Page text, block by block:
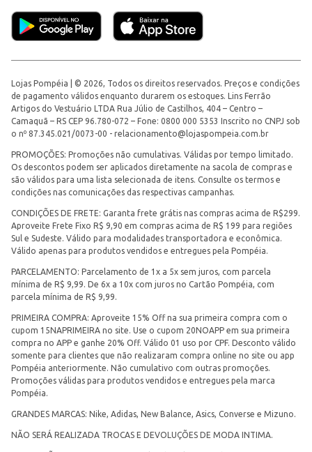
Lojas Pompéia | © 2026, Todos os direitos reservados. Preços e condições
de pagamento válidos enquanto durarem os estoques. Lins Ferrão
Artigos do Vestuário LTDA Rua Júlio de Castilhos, 404 – Centro –
Camaquã – RS CEP 96.780-072 – Fone: 0800 000 5353 Inscrito no CNPJ sob
o nº 87.345.021/0073-00 - relacionamento@lojaspompeia.com.br
PROMOÇÕES: Promoções não cumulativas. Válidas por tempo limitado.
Os descontos podem ser aplicados diretamente na sacola de compras e
são válidos para uma lista selecionada de itens. Consulte os termos e
condições nas comunicações das respectivas campanhas.
CONDIÇÕES DE FRETE: Garanta frete grátis nas compras acima de R$299.
Aproveite Frete Fixo R$ 9,90 em compras acima de R$ 199 para regiões
Sul e Sudeste. Válido para modalidades transportadora e econômica.
Válido apenas para produtos vendidos e entregues pela Pompéia.
PARCELAMENTO: Parcelamento de 1x a 5x sem juros, com parcela
mínima de R$ 9,99. De 6x a 10x com juros no Cartão Pompéia, com
parcela mínima de R$ 9,99.
PRIMEIRA COMPRA: Aproveite 15% Off na sua primeira compra com o
cupom 15NAPRIMEIRA no site. Use o cupom 20NOAPP em sua primeira
compra no APP e ganhe 20% Off. Válido 01 uso por CPF. Desconto válido
somente para clientes que não realizaram compra online no site ou app
Pompéia anteriormente. Não cumulativo com outras promoções.
Promoções válidas para produtos vendidos e entregues pela marca
Pompéia.
GRANDES MARCAS: Nike, Adidas, New Balance, Asics, Converse e Mizuno.
NÃO SERÁ REALIZADA TROCAS E DEVOLUÇÕES DE MODA INTIMA.